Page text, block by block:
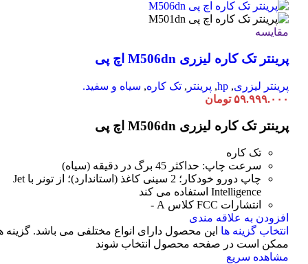
مقایسه
پرینتر تک کاره لیزری M506dn اچ پی
پرینتر لیزری,
hp
, پرینتر , تک کاره, سیاه و سفید.
۵۹.۹۹۹.۰۰۰ تومان
پرینتر تک کاره لیزری M506dn اچ پی
تک کاره
سرعت چاپ: حداکثر 45 برگ در دقیقه (سیاه)
چاپ دورو خودکار؛ 2 سینی کاغذ (استاندارد)؛ از تونر با Jet
Intelligence استفاده می کند
انتشارات FCC کلاس A -
افزودن به علاقه مندی
انتخاب گزینه ها این محصول دارای انواع مختلفی می باشد. گزینه
ممکن است در صفحه محصول انتخاب شوند
مشاهده سریع